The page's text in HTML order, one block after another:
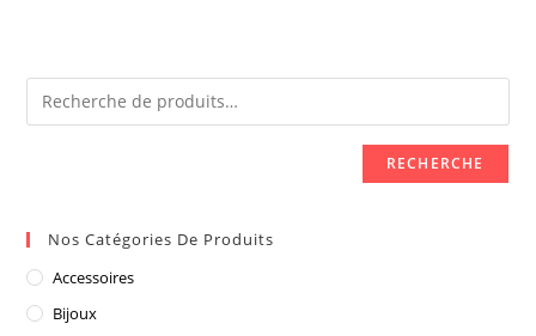
RECHERCHE
Nos Catégories De Produits
Accessoires
Bijoux